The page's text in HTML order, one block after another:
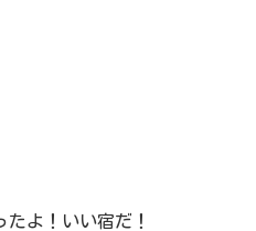
よ！いい宿だ！